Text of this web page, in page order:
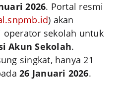
2026. Portal resmi
) akan
operator sekolah untuk
Akun Sekolah.
singkat, hanya 21
26 Januari 2026.